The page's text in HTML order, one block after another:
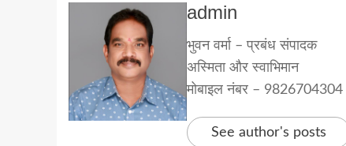
admin
भुवन वर्मा – प्रबंध संपादक
अस्मिता और स्वाभिमान
मोबाइल नंबर – 9826704304
See author's posts